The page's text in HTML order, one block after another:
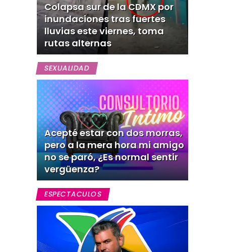
Colapsa sur de la CDMX por
inundaciones tras fuertes
lluvias este viernes, toma
rutas alternas
SEXUALIDAD
Acepté estar con dos morras,
pero a la mera hora mi amigo
no se paró, ¿Es normal sentir
vergüenza?
ESPECTACULOS